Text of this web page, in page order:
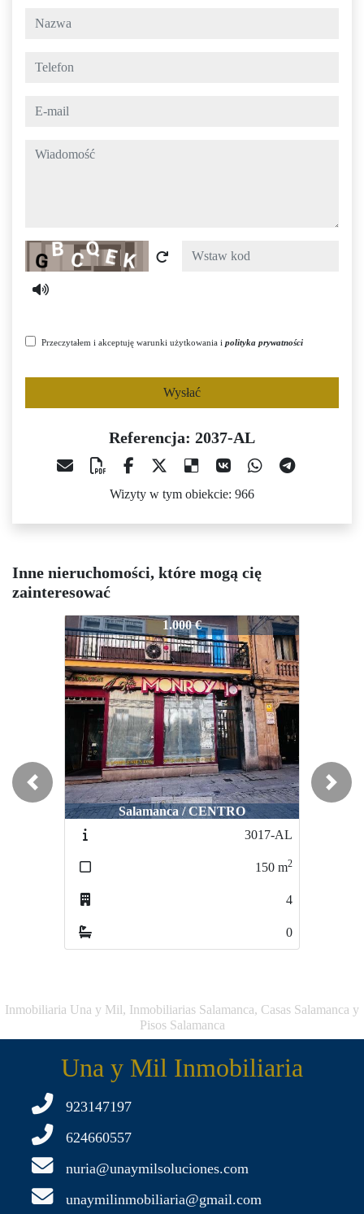
nazwa
telefon
e-mail
wiadomość
Captcha
Przeczytałem i akceptuję warunki użytkowania i polityka prywatności
Wysłać
Referencja: 2037-AL
Wizyty w tym obiekcie: 966
Inne nieruchomości, które mogą cię
zainteresować
2037-AL
1.000 €
Salamanca / CENTRO
3017-AL
m 2
2037-AL 1.200 €
Guijuelo / PUEBLO
Previous Next
Inmobiliaria Una y Mil, Inmobiliarias Salamanca, Casas Salamanca y
Pisos Salamanca
Una y Mil Inmobiliaria
923147197
624660557
nuria@unaymilsoluciones.com
unaymilinmobiliaria@gmail.com